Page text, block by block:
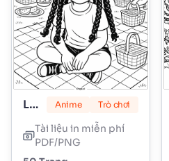
Lily Love Braids Anime Trò chơi
Tài liệu in miễn phí
PDF/PNG